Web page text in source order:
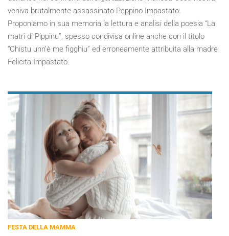
veniva brutalmente assassinato Peppino Impastato.
Proponiamo in sua memoria la lettura e analisi della poesia “La
matri di Pippinu”, spesso condivisa online anche con il titolo
“Chistu unn’è me figghiu” ed erroneamente attribuita alla madre
Felicita Impastato.
FESTA DELLA MAMMA